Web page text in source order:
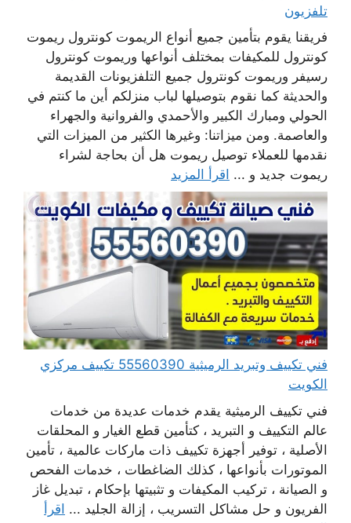
تلفزيون
فريقنا يقوم بتأمين جميع أنواع الريموت كونترول ريموت
كونترول للمكيفات بمختلف أنواعها وريموت كونترول
رسيفر وريموت كونترول جميع التلفزيونات القديمة
والحديثة كما نقوم بتوصيلها لباب منزلكم أين ما كنتم في
الحولي ومبارك الكبير والأحمدي والفروانية والجهراء
والعاصمة. ومن ميزاتنا: وغيرها الكثير من الميزات التي
نقدمها للعملاء توصيل ريموت هل أن بحاجة لشراء
ريموت جديد و ... اقرأ المزيد
فني تكييف وتبريد الرميثية 55560390 تكييف مركزي
الكويت
فني تكييف الرميثية يقدم خدمات عديدة من خدمات
عالم التكييف و التبريد ، كتأمين قطع الغيار و المحلقات
الأصلية ، توفير أجهزة تكييف ذات ماركات عالمية ، تأمين
الموتورات بأنواعها ، كذلك الضاغطات ، خدمات الفحص
و الصيانة ، تركيب المكيفات و تثبيتها بإحكام ، تبديل غاز
الفريون و حل مشاكل التسريب ، إزالة الجليد ... اقرأ